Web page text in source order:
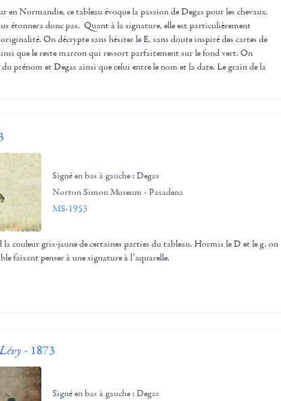
en Normandie, ce tableau évoque la passion de Degas pour les chevaux.
étonnera donc pas. Quant à la signature, elle est particulièrement
On décrypte sans hésiter le E, sans doute inspiré des cartes de
que le reste marron qui ressort parfaitement sur le fond vert. On
du prénom et Degas ainsi que celui entre le nom et la date. Le grain de la
Signé en bas à gauche : Degas
Norton Simon Museum - Pasadena
MS-1953
couleur gris-jaune de certaines parties du tableau. Hormis le D et le g, on
faisant penser à une signature à l’aquarelle.
- 1873
Signé en bas à gauche : Degas